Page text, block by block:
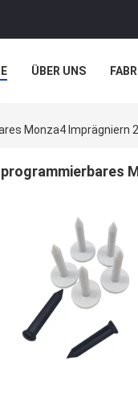
ÜBER UNS
Monza4 Imprägniern